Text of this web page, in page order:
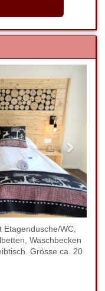
WC,
Waschbecken
Grösse ca. 20